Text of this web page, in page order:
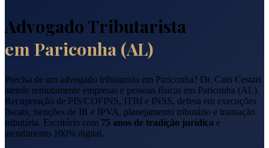
Advogado Tributarista
em Pariconha (AL)
Precisa de um advogado tributarista em Pariconha? Dr. Caio Cestari
atende remotamente empresas e pessoas físicas em Pariconha (AL).
Recuperação de PIS/COFINS, ITBI e INSS, defesa em execuções
fiscais, isenções de IR e IPVA, planejamento tributário e transação
tributária. Escritório com 75 anos de tradição jurídica e
atendimento 100% digital.